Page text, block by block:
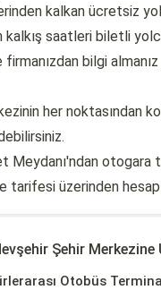
kalkan ücretsiz
kalkış saatleri biletli
bilgi almanız
her noktasından
Meydanı'ndan
tarifesi üzerinden
Şehir Merkezine
Otobüs